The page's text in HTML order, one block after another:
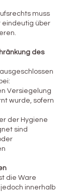
muss
eindeutig über
des
Versiegelung
wurde, sofern
der Hygiene
sind
die Ware
innerhalb